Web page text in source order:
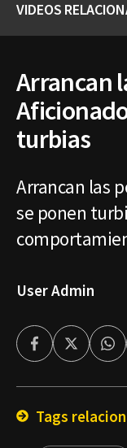
VIDEOS
Arrancan
turbias
Arrancan las
se ponen
User Admin
FacebookTwitter
Tags